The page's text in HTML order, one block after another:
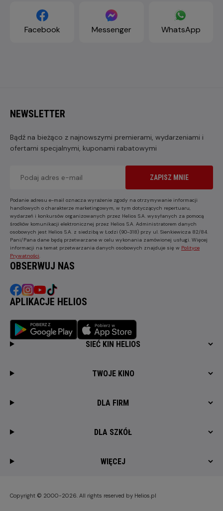
Facebook Messenger WhatsApp
NEWSLETTER
Bądź na bieżąco z najnowszymi premierami, wydarzeniami i
ofertami specjalnymi, kuponami rabatowymi
ZAPISZ MNIE
Podanie adresu e-mail oznacza wyrażenie zgody na otrzymywanie informacji
handlowych o charakterze marketingowym, w tym dotyczących repertuaru,
wydarzeń i konkursów organizowanych przez Helios S.A. wysyłanych za pomocą
środków komunikacji elektronicznej przez Helios S.A. Administratorem danych
osobowych jest Helios S.A. z siedzibą w Łodzi (90-318) przy ul. Sienkiewicza 82/84.
Pani/Pana dane będą przetwarzane w celu wykonania zamówionej usługi. Więcej
informacji na temat przetwarzania danych osobowych znajduje się w Polityce
Prywatności
OBSERWUJ NAS
APLIKACJE HELIOS
SIEĆ KIN HELIOS
TWOJE KINO
DLA FIRM
DLA SZKÓŁ
WIĘCEJ
Copyright © 2000-2026. All rights reserved by Helios.pl